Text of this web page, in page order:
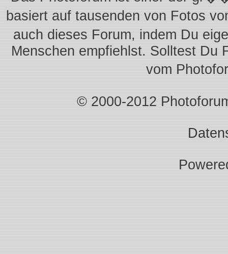
basiert auf tausenden von Fotos
auch dieses Forum, indem Du
Menschen empfiehlst. Solltest Du
vom
© 2000-2012